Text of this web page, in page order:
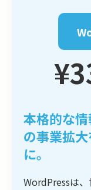
本格的な
の事業拡
に。
WordPressは